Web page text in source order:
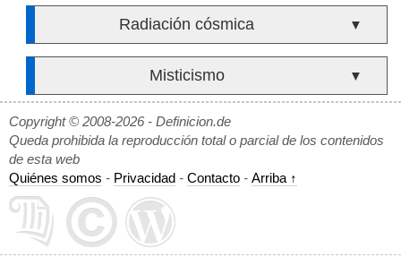
Radiación cósmica ▼
Misticismo ▼
Copyright © 2008-2026 - Definicion.de
Queda prohibida la reproducción total o parcial de los contenidos
de esta web
Quiénes somos - Privacidad - Contacto - Arriba ↑